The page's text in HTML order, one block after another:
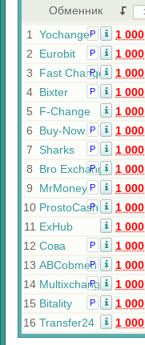
Обменник
1
YochangeР 1 000
2
Eurobit Р 1 000
3
Fast Change
Р 1 000
4 Bixter Р 1 000
5
F-Change 1 000
6
Buy-Now Р 1 000
7 Sharks Р 1 000
8
Bro Exchange
Р 1 000
9
MrMoney Р 1 000
10 ProstoCash
Р 1 000
11 ExHub 1 000
12 Сова Р 1 000
13 ABCobmen
Р 1 000
14 Multixchange
Р 1 000
15 Bitality Р 1 000
16 Transfer24 1 000